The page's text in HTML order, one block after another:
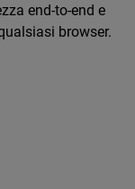
end-to-end e
browser.